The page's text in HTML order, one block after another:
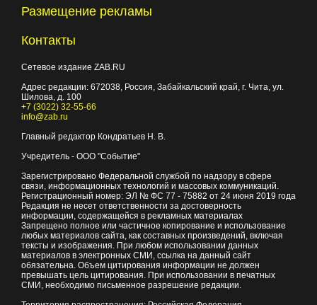
Размещение рекламы
Контакты
Сетевое издание ZAB.RU
Адрес редакции: 672038 , Россия, Забайкальский край, г. Чита ул.
Шилова, д. 100
+7 (3022) 32-55-66
info@zab.ru
Главный редактор Кондратьев Н. В.
Учредитель - ООО "Событие"
Зарегистрировано Федеральной службой по надзору в сфере
связи, информационных технологий и массовых коммуникаций.
Регистрационный номер: ЭЛ № ФС 77 - 75882 от 24 июня 2019 года
Редакция не несет ответственности за достоверность
информации, содержащейся в рекламных материалах
Запрещено полное или частичное копирование и использование
любых материалов сайта, как составных произведений, включая
тексты и изображения. При любом использовании данных
материалов в электронных СМИ, ссылка на данный сайт
обязательна. Объем цитирования информации не должен
превышать цель цитирования. При использовании в печатных
СМИ, необходимо письменное разрешение редакции.